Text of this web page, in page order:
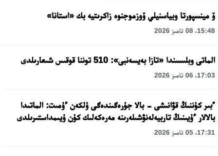
ۆ مينسپورتا وبياسنيلي ۆوزموجنوە زاكرىتيە بك «استانا»
15:48، 08 تامىز 2026
الماتى وبلىسىندا «تازا بەيسەنبى»: 510 توننا قوقىس شىعارىلدى
17:03، 06 تامىز 2026
ءبىر كۇننىڭ قۋانىشى - بالا جۇرەگىندەگى ۇلكەن ءۇمىت: الماتىدا
بالالار ءۇيىنىڭ تاربيەلەنۋشىلەرىنە مەرەكەلىك كۇن ۇيىمداستىرىلدى
17:31، 05 تامىز 2026